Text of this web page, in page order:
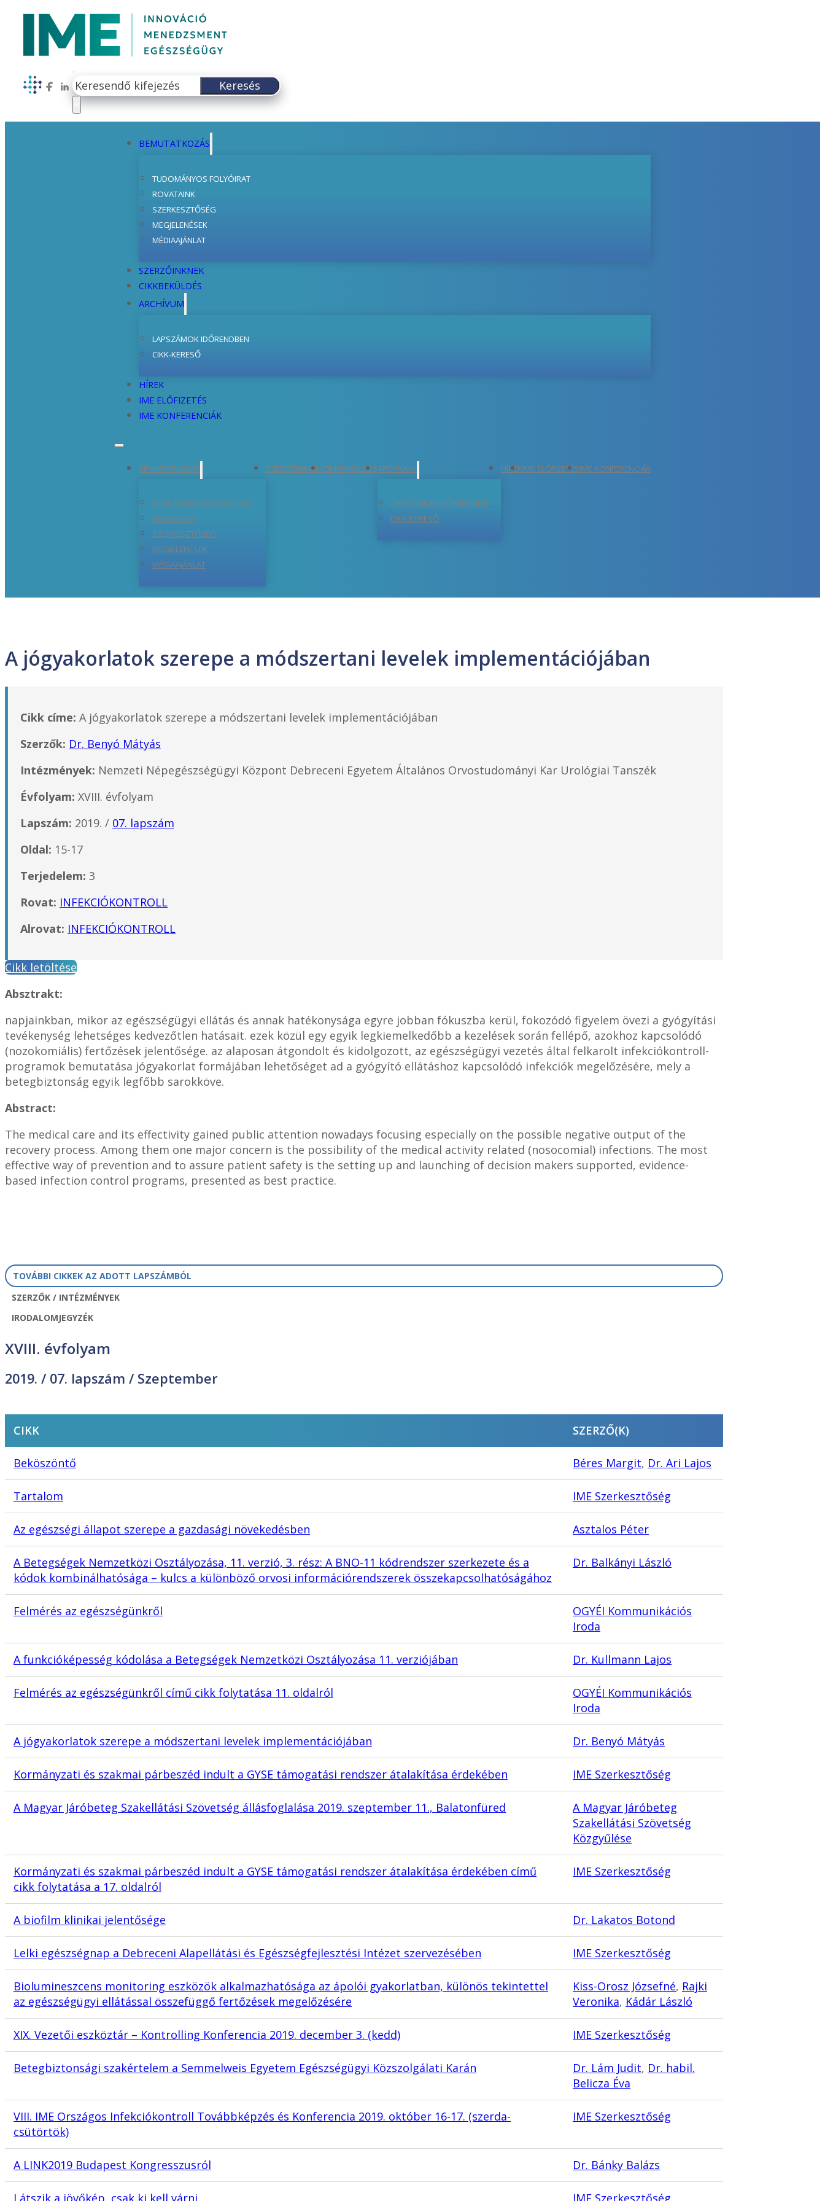
Follow us on Facebook
Follow us on LinkedIn
Keresés
Keresés
BEMUTATKOZÁS
TUDOMÁNYOS FOLYÓIRAT
ROVATAINK
SZERKESZTŐSÉG
MEGJELENÉSEK
MÉDIAAJÁNLAT
SZERZŐINKNEK
CIKKBEKÜLDÉS
ARCHÍVUM
LAPSZÁMOK IDŐRENDBEN
CIKK-KERESŐ
HÍREK
IME ELŐFIZETÉS
IME KONFERENCIÁK
BEMUTATKOZÁS
TUDOMÁNYOS FOLYÓIRAT
ROVATAINK
SZERKESZTŐSÉG
MEGJELENÉSEK
MÉDIAAJÁNLAT
SZERZŐINKNEKCIKKBEKÜLDÉSARCHÍVUM
LAPSZÁMOK IDŐRENDBEN
CIKK-KERESŐ
HÍREKIME ELŐFIZETÉSIME KONFERENCIÁK
A jógyakorlatok szerepe a módszertani levelek implementációjában
Cikk címe: A jógyakorlatok szerepe a módszertani levelek implementációjában
Szerzők: Dr. Benyó Mátyás
Intézmények: Nemzeti Népegészségügyi Központ Debreceni Egyetem Általános Orvostudományi Kar Urológiai Tanszék
Évfolyam: XVIII. évfolyam
Lapszám: 2019. / 07. lapszám
Oldal: 15-17
Terjedelem: 3
Rovat: INFEKCIÓKONTROLL
Alrovat: INFEKCIÓKONTROLL
Cikk letöltése
Absztrakt:
napjainkban, mikor az egészségügyi ellátás és annak hatékonysága egyre jobban fókuszba kerül, fokozódó figyelem övezi a gyógyítási
tevékenység lehetséges kedvezőtlen hatásait. ezek közül egy egyik legkiemelkedőbb a kezelések során fellépő, azokhoz kapcsolódó
(nozokomiális) fertőzések jelentősége. az alaposan átgondolt és kidolgozott, az egészségügyi vezetés által felkarolt infekciókontroll-
programok bemutatása jógyakorlat formájában lehetőséget ad a gyógyító ellátáshoz kapcsolódó infekciók megelőzésére, mely a
betegbiztonság egyik legfőbb sarokköve.
Abstract:
The medical care and its effectivity gained public attention nowadays focusing especially on the possible negative output of the
recovery process. Among them one major concern is the possibility of the medical activity related (nosocomial) infections. The most
effective way of prevention and to assure patient safety is the setting up and launching of decision makers supported, evidence-
based infection control programs, presented as best practice.
TOVÁBBI CIKKEK AZ ADOTT LAPSZÁMBÓL
SZERZŐK / INTÉZMÉNYEK
IRODALOMJEGYZÉK
XVIII. évfolyam
2019. / 07. lapszám / Szeptember
CIKK SZERZŐ(K)
Beköszöntő Béres Margit, Dr. Ari Lajos
Tartalom IME Szerkesztőség
Az egészségi állapot szerepe a gazdasági növekedésben Asztalos Péter
A Betegségek Nemzetközi Osztályozása, 11. verzió, 3. rész: A BNO-11 kódrendszer szerkezete és a
kódok kombinálhatósága – kulcs a különböző orvosi információrendszerek összekapcsolhatóságához
Dr. Balkányi László
Felmérés az egészségünkről
OGYÉI Kommunikációs
Iroda
A funkcióképesség kódolása a Betegségek Nemzetközi Osztályozása 11. verziójában Dr. Kullmann Lajos
Felmérés az egészségünkről című cikk folytatása 11. oldalról
OGYÉI Kommunikációs
Iroda
A jógyakorlatok szerepe a módszertani levelek implementációjában Dr. Benyó Mátyás
Kormányzati és szakmai párbeszéd indult a GYSE támogatási rendszer átalakítása érdekében IME Szerkesztőség
A Magyar Járóbeteg Szakellátási Szövetség állásfoglalása 2019. szeptember 11., Balatonfüred
A Magyar Járóbeteg
Szakellátási Szövetség
Közgyűlése
Kormányzati és szakmai párbeszéd indult a GYSE támogatási rendszer átalakítása érdekében című
cikk folytatása a 17. oldalról
IME Szerkesztőség
A biofilm klinikai jelentősége Dr. Lakatos Botond
Lelki egészségnap a Debreceni Alapellátási és Egészségfejlesztési Intézet szervezésében IME Szerkesztőség
Biolumineszcens monitoring eszközök alkalmazhatósága az ápolói gyakorlatban, különös tekintettel
az egészségügyi ellátással összefüggő fertőzések megelőzésére
Kiss-Orosz Józsefné, Rajki
Veronika, Kádár László
XIX. Vezetői eszköztár – Kontrolling Konferencia 2019. december 3. (kedd) IME Szerkesztőség
Betegbiztonsági szakértelem a Semmelweis Egyetem Egészségügyi Közszolgálati Karán Dr. Lám Judit, Dr. habil.
Belicza Éva
VIII. IME Országos Infekciókontroll Továbbképzés és Konferencia 2019. október 16-17. (szerda-
csütörtök)
IME Szerkesztőség
A LINK2019 Budapest Kongresszusról Dr. Bánky Balázs